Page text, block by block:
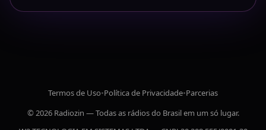
Termos de Uso•Política de Privacidade•Parcerias
© 2026 Radiozin — Todas as rádios do Brasil em um só lugar.